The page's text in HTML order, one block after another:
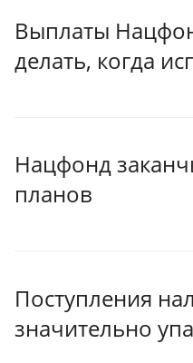
Выплаты
делать, когда
Нацфонд
планов
Поступления
значительно